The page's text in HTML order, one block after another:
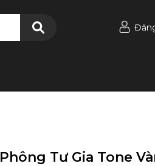
Phông Tư Gia Tone